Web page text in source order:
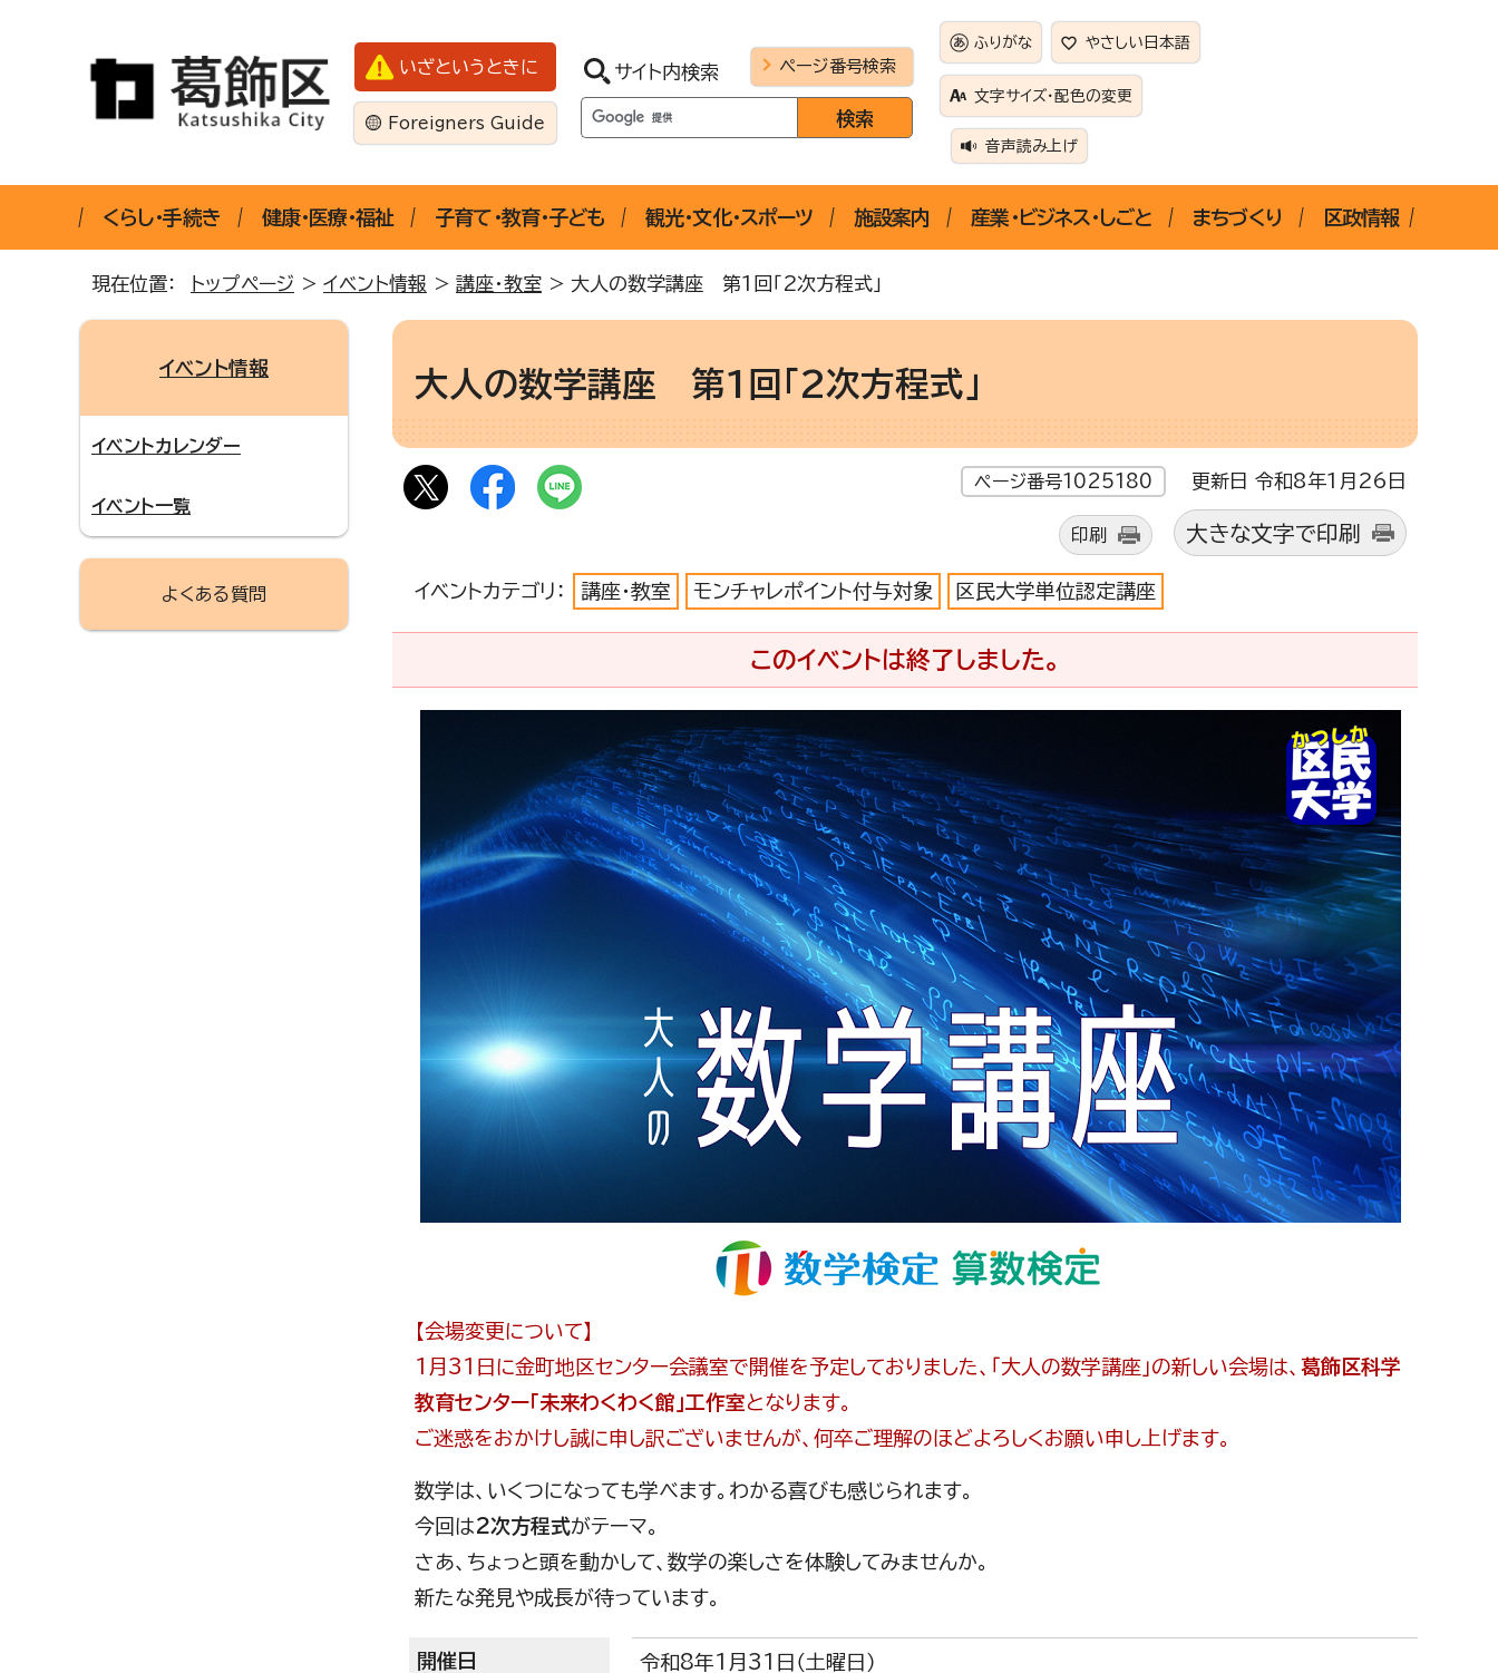
いざというときに
Foreigners Guide
サイト内検索 ページ番号検索
ふりがな やさしい日本語
文字サイズ・配色の変更
音声読み上げ
くらし・手続き 健康・医療・福祉 子育て・教育・子ども 観光・文化・スポーツ 施設案内 産業・ビジネス・しごと まちづくり 区政情報
現在位置： トップページ > イベント情報 > 講座・教室 > 大人の数学講座 第1回「2次方程式」
大人の数学講座 第1回「2次方程式」
ページ番号1025180 更新日 令和8年1月26日
印刷 大きな文字で印刷
イベントカテゴリ： 講座・教室 モンチャレポイント付与対象 区民大学単位認定講座
このイベントは終了しました。
【会場変更について】
1月31日に金町地区センター会議室で開催を予定しておりました、「大人の数学講座」の新しい会場は、 葛飾区科学
教育センター「未来わくわく館」工作室となります。
ご迷惑をおかけし誠に申し訳ございませんが、何卒ご理解のほどよろしくお願い申し上げます。
数学は、いくつになっても学べます。わかる喜びも感じられます。
今回は2次方程式がテーマ。
さあ、ちょっと頭を動かして、数学の楽しさを体験してみませんか。
新たな発見や成長が待っています。
開催日 令和8年1月31日（土曜日）
イベント情報
イベントカレンダー
イベント一覧
よくある質問